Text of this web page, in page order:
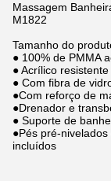
Massagem
M1822
Tamanho do
● 100% de PMMA
● Acrílico
● Com fibra de
●Com reforço de
●Drenador e
● Suporte de
●Pés pré-
incluídos